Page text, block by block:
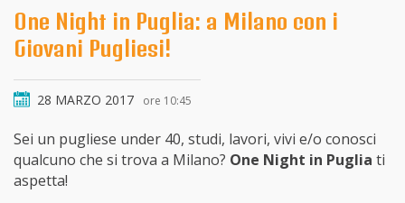
One Night in Puglia: a Milano con i
Giovani Pugliesi!
28 MARZO 2017 ore 10:45
Sei un pugliese under 40, studi, lavori, vivi e/o conosci
qualcuno che si trova a Milano? One Night in Puglia ti
aspetta!